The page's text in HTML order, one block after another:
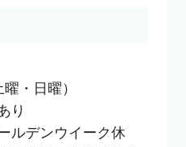
・日曜）
り
ルデンウイーク休